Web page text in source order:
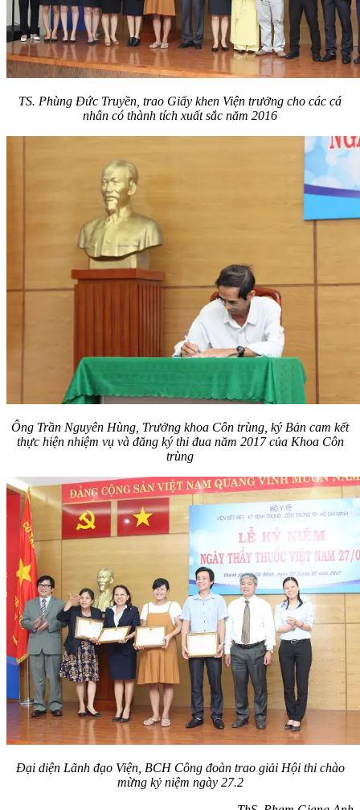
TS. Phùng Đức Truyền, trao Giấy khen Viện trưởng cho các cá
nhân có thành tích xuất sắc năm 2016
Ông Trần Nguyên Hùng, Trưởng khoa Côn trùng, ký Bản cam kết
thực hiện nhiệm vụ và đăng ký thi đua năm 2017 của Khoa Côn
trùng
Đại diện Lãnh đạo Viện, BCH Công đoàn trao giải Hội thi chào
mừng kỷ niệm ngày 27.2